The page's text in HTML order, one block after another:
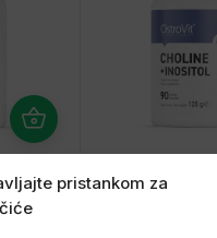
pristankom za
tableta, Ostrovit